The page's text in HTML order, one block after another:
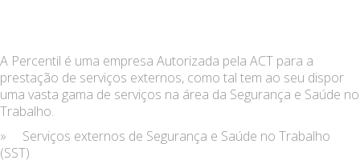
A Percentil é uma empresa Autorizada pela ACT para a
prestação de serviços externos, como tal tem ao seu dispor
uma vasta gama de serviços na área da Segurança e Saúde no
Trabalho.
» Serviços externos de Segurança e Saúde no Trabalho
(SST)